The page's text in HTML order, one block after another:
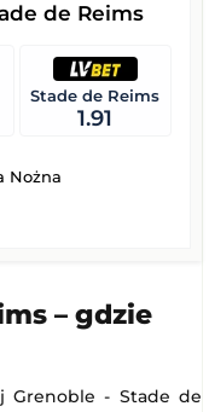
de Reims
Stade de Reims
1.91
Nożna
– gdzie
Grenoble - Stade de